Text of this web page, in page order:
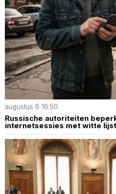
augustus 6 16:50
Russische autoriteiten
internetsessies met witte